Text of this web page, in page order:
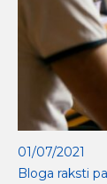
01/07/2021
Bloga raksti